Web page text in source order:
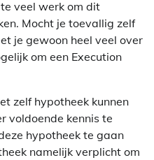
veel werk om dit
Mocht je toevallig zelf
je gewoon heel veel over
om een Execution
zelf hypotheek kunnen
voldoende kennis te
hypotheek te gaan
namelijk verplicht om